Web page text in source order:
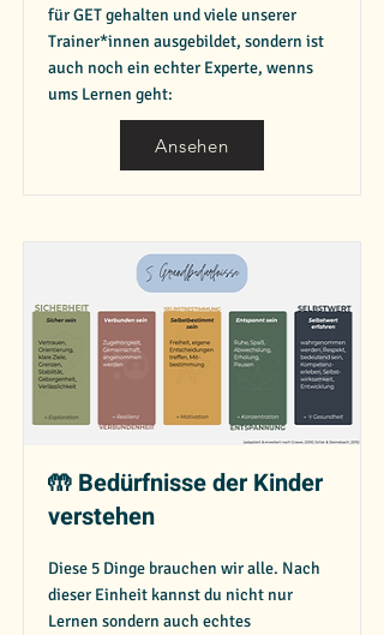
für GET gehalten und viele unserer
Trainer*innen ausgebildet, sondern ist
auch noch ein echter Experte, wenns
ums Lernen geht:
Ansehen
🤲 Bedürfnisse der Kinder
verstehen
Diese 5 Dinge brauchen wir alle. Nach
dieser Einheit kannst du nicht nur
Lernen sondern auch echtes